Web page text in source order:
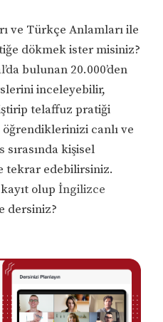
ve Türkçe Anlamları ile
dökmek ister misiniz?
’da bulunan 20.000’den
inceleyebilir,
telaffuz pratiği
canlı ve
sırasında kişisel
tekrar edebilirsiniz.
kayıt olupİngilizce
dersiniz?